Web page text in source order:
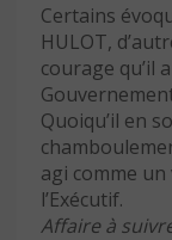
Certains
HULOT,
courage qu’il
Quoiqu’il en
agi comme
l’Exécutif.
Affaire à